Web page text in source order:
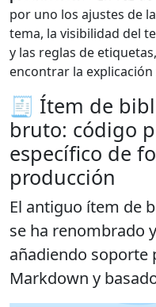
por uno los ajustes de
tema, la visibilidad del
y las reglas de
encontrar la
🧾 Ítem de
bruto: código
específico de
producción
El antiguo ítem de
se ha renombrado
añadiendo soporte
Markdown y